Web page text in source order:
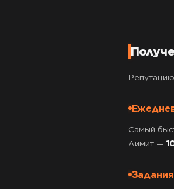
Самый
Лимит —
Задания